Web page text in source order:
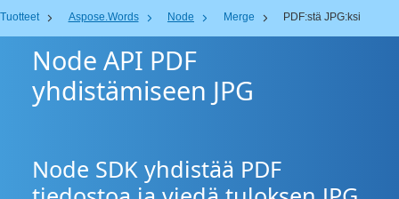
Tuotteet Aspose.Words Node Merge PDF:stä JPG:ksi
Node API PDF
yhdistämiseen JPG
Node SDK yhdistää PDF